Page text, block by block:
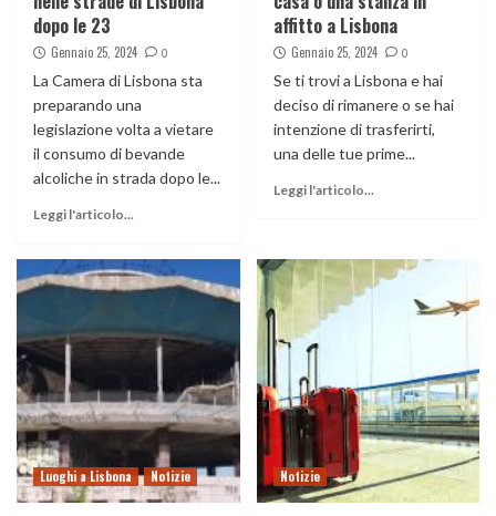
dopo le 23
Gennaio 25, 2024 0
La Camera di Lisbona sta
preparando una
legislazione volta a vietare
il consumo di bevande
alcoliche in strada dopo le...
Leggi l'articolo...
affitto a Lisbona
Gennaio 25, 2024 0
Se ti trovi a Lisbona e hai
deciso di rimanere o se hai
intenzione di trasferirti,
una delle tue prime...
Leggi l'articolo...
Luoghi a Lisbona Notizie Notizie